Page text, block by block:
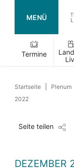
MENÜ
Termine
Startseite Plenum
2022
Seite teilen
DEZEMBER